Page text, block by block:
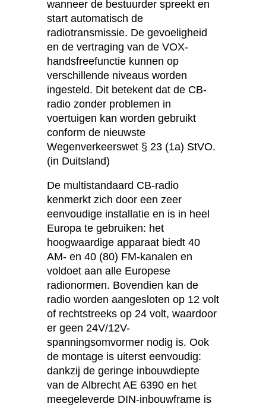
wanneer de bestuurder spreekt en
start automatisch de
radiotransmissie. De gevoeligheid
en de vertraging van de VOX-
handsfreefunctie kunnen op
verschillende niveaus worden
ingesteld. Dit betekent dat de CB-
radio zonder problemen in
voertuigen kan worden gebruikt
conform de nieuwste
Wegenverkeerswet § 23 (1a) StVO.
(in Duitsland)
De multistandaard CB-radio
kenmerkt zich door een zeer
eenvoudige installatie en is in heel
Europa te gebruiken: het
hoogwaardige apparaat biedt 40
AM- en 40 (80) FM-kanalen en
voldoet aan alle Europese
radionormen. Bovendien kan de
radio worden aangesloten op 12 volt
of rechtstreeks op 24 volt, waardoor
er geen 24V/12V-
spanningsomvormer nodig is. Ook
de montage is uiterst eenvoudig:
dankzij de geringe inbouwdiepte
van de Albrecht AE 6390 en het
meegeleverde DIN-inbouwframe is